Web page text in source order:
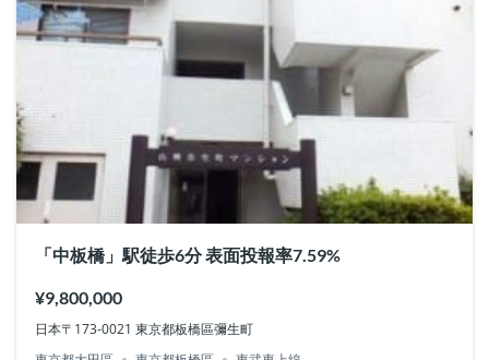
「中板橋」駅徒歩6分 表面投報率7.59%
¥9,800,000
日本〒173-0021 東京都板橋區彌生町